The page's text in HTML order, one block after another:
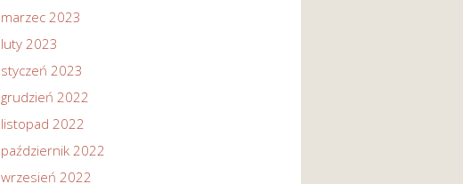
marzec 2023
luty 2023
styczeń 2023
grudzień 2022
listopad 2022
październik 2022
wrzesień 2022